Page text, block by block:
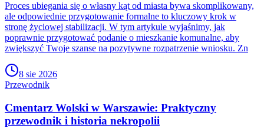
Proces ubiegania się o własny kąt od miasta bywa skomplikowany,
ale odpowiednie przygotowanie formalne to kluczowy krok w
stronę życiowej stabilizacji. W tym artykule wyjaśnimy, jak
poprawnie przygotować podanie o mieszkanie komunalne, aby
zwiększyć Twoje szanse na pozytywne rozpatrzenie wniosku. Zn
8 sie 2026
Przewodnik
Cmentarz Wolski w Warszawie: Praktyczny
przewodnik i historia nekropolii